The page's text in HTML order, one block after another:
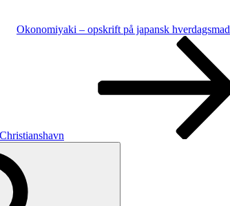
Okonomiyaki – opskrift på japansk hverdagsmad